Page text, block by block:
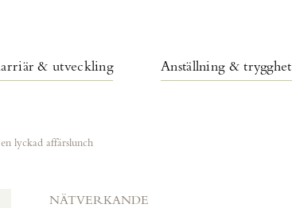
& utveckling Anställning & trygghet
lyckad affärslunch
NÄTVERKANDE